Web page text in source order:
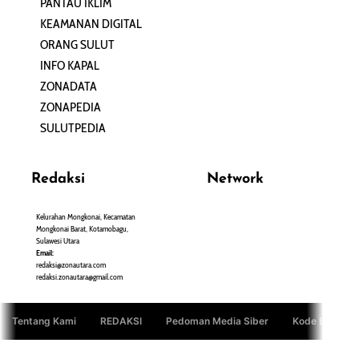
KEAMANAN DIGITAL
ORANG SULUT
INFO KAPAL
ZONADATA
ZONAPEDIA
SULUTPEDIA
Redaksi
Kelurahan Mongkonai, Kecamatan
Mongkonai Barat, Kotamobagu,
Sulawesi Utara
Email:
redaksi@zonautara.com
redaksi.zonautara@gmail.com
Network
Tentang Kami REDAKSI Pedoman Media Siber Kode Etik